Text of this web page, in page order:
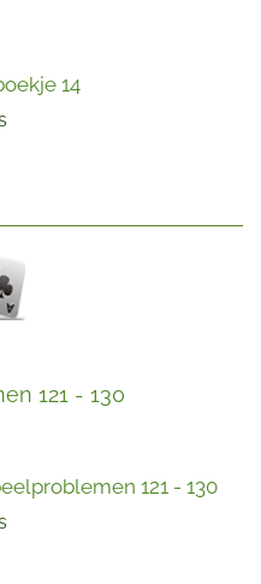
14
121 - 130
121 - 130